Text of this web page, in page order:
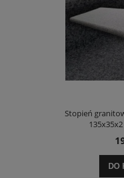
Stopień
DO